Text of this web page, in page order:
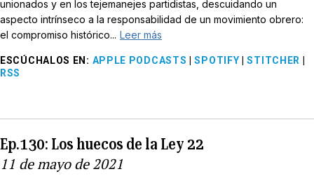
unionados y en los tejemanejes partidistas, descuidando un
aspecto intrínseco a la responsabilidad de un movimiento obrero:
el compromiso histórico... Leer más
ESCÚCHALOS EN : APPLE PODCASTS |SPOTIFY |STITCHER
RSS
Ep.130: Los huecos de la Ley 22
11 de mayo de 2021